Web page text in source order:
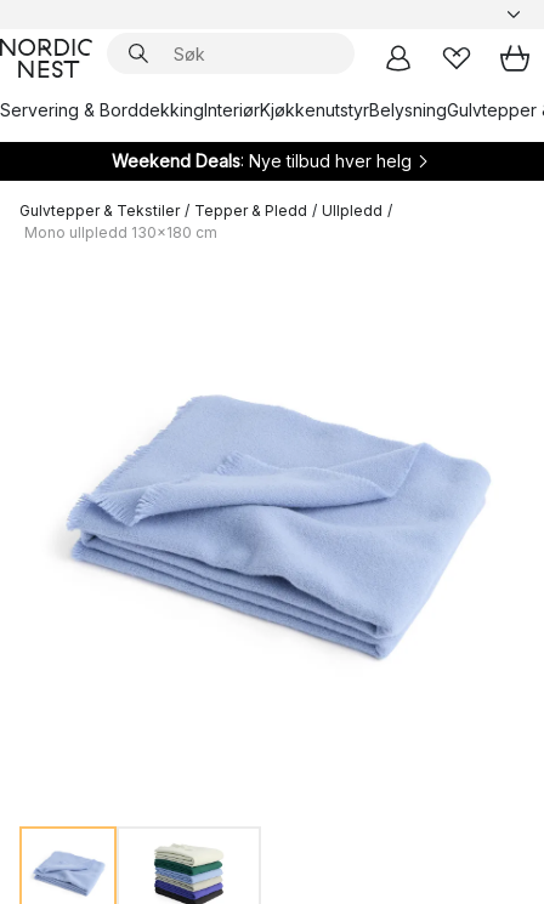
Servering & BorddekkingInteriørKjøkkenutstyrBelysningGulvtepper
Weekend Deals: Nye tilbud hver helg
Gulvtepper & Tekstiler / Tepper & Pledd / Ullpledd /
Mono ullpledd 130x180 cm